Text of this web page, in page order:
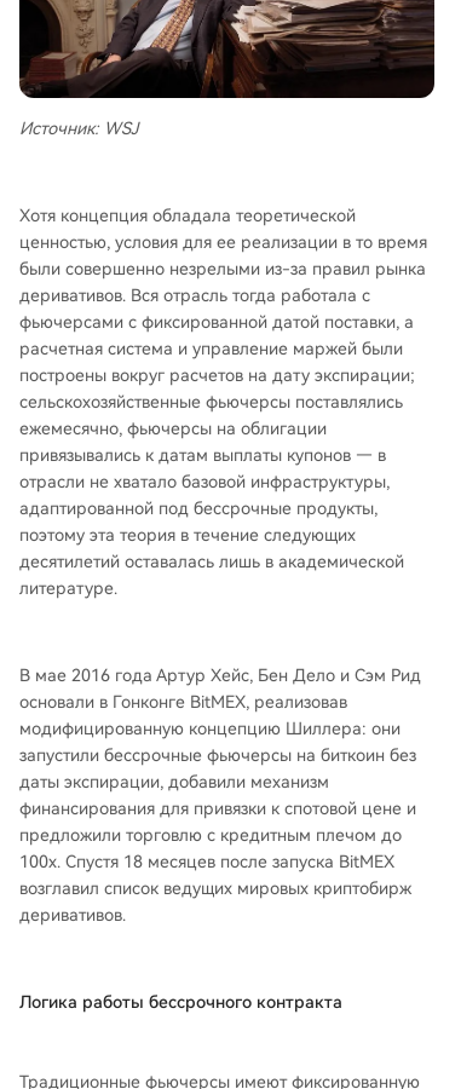
Источник: WSJ
Хотя концепция обладала теоретической
ценностью, условия для ее реализации в то время
были совершенно незрелыми из-за правил рынка
деривативов. Вся отрасль тогда работала с
фьючерсами с фиксированной датой поставки, а
расчетная система и управление маржей были
построены вокруг расчетов на дату экспирации;
сельскохозяйственные фьючерсы поставлялись
ежемесячно, фьючерсы на облигации
привязывались к датам выплаты купонов — в
отрасли не хватало базовой инфраструктуры,
адаптированной под бессрочные продукты,
поэтому эта теория в течение следующих
десятилетий оставалась лишь в академической
литературе.
В мае 2016 года Артур Хейс, Бен Дело и Сэм Рид
основали в Гонконге BitMEX, реализовав
модифицированную концепцию Шиллера: они
запустили бессрочные фьючерсы на биткоин без
даты экспирации, добавили механизм
финансирования для привязки к спотовой цене и
предложили торговлю с кредитным плечом до
100x. Спустя 18 месяцев после запуска BitMEX
возглавил список ведущих мировых криптобирж
деривативов.
Логика работы бессрочного контракта
Традиционные фьючерсы имеют фиксированную